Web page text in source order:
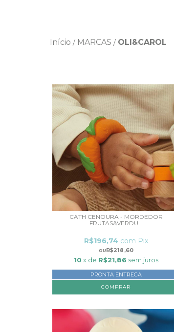
Início / MARCAS / OLI&CAROL
CATH CENOURA - MORDEDOR
FRUTAS&VERDU...
R$218,60
R$196,74 com Pix
10 x de R$21,86 sem juros
PRONTA ENTREGA